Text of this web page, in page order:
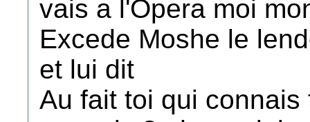
vais a l'Opera moi
Excede Moshe le
et lui dit
Au fait toi qui